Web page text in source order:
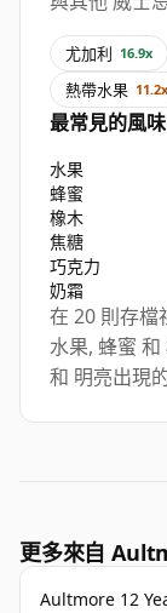
尤加利 16.9x
熱帶水果 11.2x
最常見的風味
水果
蜂蜜
橡木
焦糖
巧克力
奶霜
在 20 則存
水果, 蜂蜜
和 明亮出現
更多來自
Aultmore 12